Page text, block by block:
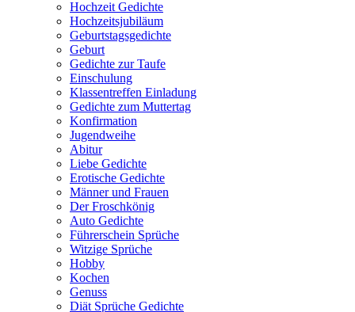
Hochzeit Gedichte
Hochzeitsjubiläum
Geburtstagsgedichte
Geburt
Gedichte zur Taufe
Einschulung
Klassentreffen Einladung
Gedichte zum Muttertag
Konfirmation
Jugendweihe
Abitur
Liebe Gedichte
Erotische Gedichte
Männer und Frauen
Der Froschkönig
Auto Gedichte
Führerschein Sprüche
Witzige Sprüche
Hobby
Kochen
Genuss
Diät Sprüche Gedichte